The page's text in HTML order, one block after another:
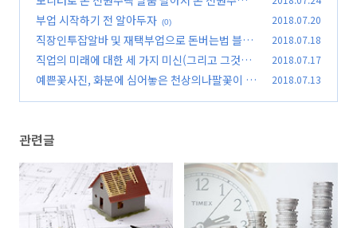
(1)
부업 시작하기 전 알아두자 (0) 2018.07.20
직장인투잡알바 및 재택부업으로 돈버는법 블로
그로돈벌기 (0)
2018.07.18
직업의 미래에 대한 세 가지 미신(그리고 그것이
사실이 아닌 이유) (0)
2018.07.17
예쁜꽃사진, 화분에 심어놓은 천상의나팔꽃이 활
2018.07.13
관련글